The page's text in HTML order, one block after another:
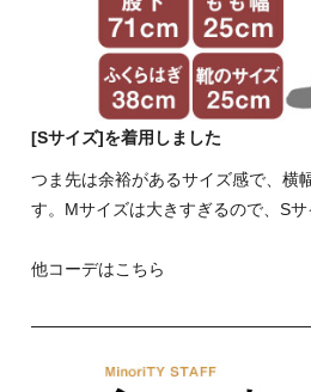
[Sサイズ]を着用しました
つま先は余裕があるサイズ感で、横
す。Mサイズは大きすぎるので、Sサ
他コーデはこちら